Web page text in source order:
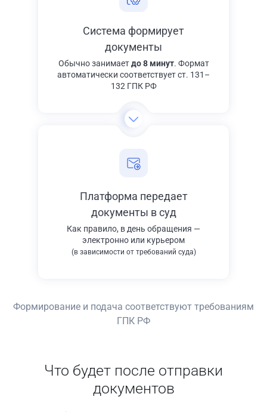
Система формирует
документы
Обычно занимаетдо 8 минут. Формат
автоматически соответствует ст. 131–
132 ГПК РФ
Платформа передает
документы в суд
Как правило, в день обращения —
электронно или курьером
(в зависимости от требований суда)
Формирование и подача соответствуют требованиям
ГПК РФ
Что будет после отправки
документов